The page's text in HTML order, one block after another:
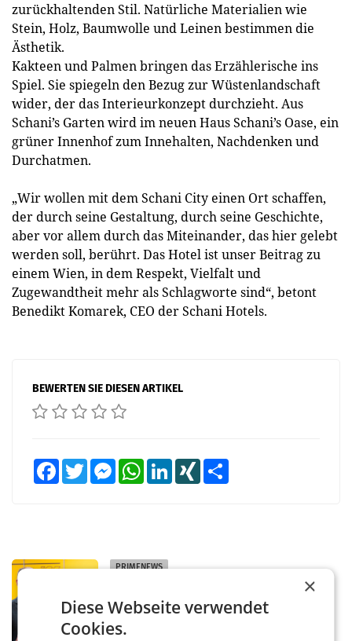
zurückhaltenden Stil. Natürliche Materialien wie
Stein, Holz, Baumwolle und Leinen bestimmen die
Ästhetik.
Kakteen und Palmen bringen das Erzählerische ins
Spiel. Sie spiegeln den Bezug zur Wüstenlandschaft
wider, der das Interieurkonzept durchzieht. Aus
Schani’s Garten wird im neuen Haus Schani’s Oase, ein
grüner Innenhof zum Innehalten, Nachdenken und
Durchatmen.
„Wir wollen mit dem Schani City einen Ort schaffen,
der durch seine Gestaltung, durch seine Geschichte,
aber vor allem durch das Miteinander, das hier gelebt
werden soll, berührt. Das Hotel ist unser Beitrag zu
einem Wien, in dem Respekt, Vielfalt und
Zugewandtheit mehr als Schlagworte sind“, betont
Benedikt Komarek, CEO der Schani Hotels.
BEWERTEN SIE DIESEN ARTIKEL
FacebookTwitter MessengerWhatsAppLinkedInXING
PRIMENEWS
Österreichische Post: Umsatzplus im
ersten Halbjahr trotz schwachem
WIEN Die Österreichische Post AG hat im
ersten Halbjahr 2026 einen Konzernumsatz
×
Diese Webseite verwendet
Cookies.